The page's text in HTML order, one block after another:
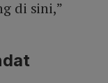
di sini,”